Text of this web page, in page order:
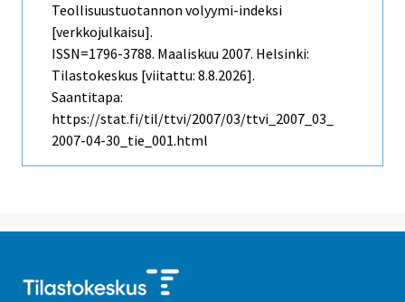
Teollisuustuotannon volyymi-indeksi
[verkkojulkaisu].
ISSN=1796-3788. Maaliskuu 2007. Helsinki:
Tilastokeskus [viitattu: 8.8.2026].
Saantitapa:
https://stat.fi/til/ttvi/2007/03/ttvi_2007_03_
2007-04-30_tie_001.html